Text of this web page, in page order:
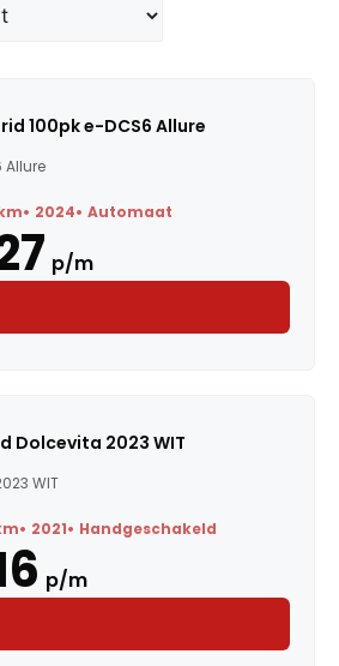
100pk e-DCS6 Allure
Allure
2024 Automaat
p/m
Dolcevita 2023 WIT
WIT
2021 Handgeschakeld
p/m